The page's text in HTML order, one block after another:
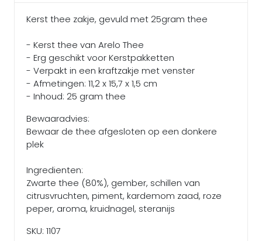
Kerst thee zakje, gevuld met 25gram thee
- Kerst thee van Arelo Thee
- Erg geschikt voor Kerstpakketten
- Verpakt in een kraftzakje met venster
- Afmetingen: 11,2 x 15,7 x 1,5 cm
- Inhoud: 25 gram thee
Bewaaradvies:
Bewaar de thee afgesloten op een donkere
plek
Ingredienten:
Zwarte thee (80%), gember, schillen van
citrusvruchten, piment, kardemom zaad, roze
peper, aroma, kruidnagel, steranijs
SKU: 1107